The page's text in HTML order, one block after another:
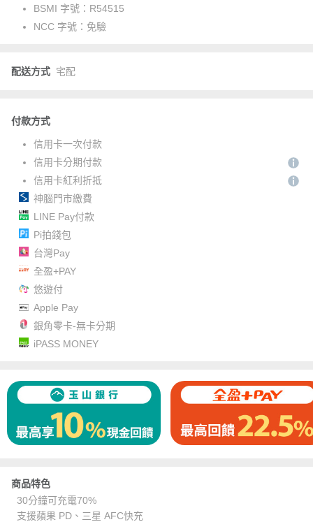
BSMI 字號： R54515
NCC 字號： 免驗
配送方式 宅配
付款方式
信用卡一次付款
信用卡分期付款
信用卡紅利折抵
神腦門市繳費
LINE Pay付款
Pi拍錢包
台灣Pay
全盈+PAY
悠遊付
Apple Pay
銀角零卡-無卡分期
iPASS MONEY
商品特色
30分鐘可充電70%
支援蘋果 PD、三星 AFC快充